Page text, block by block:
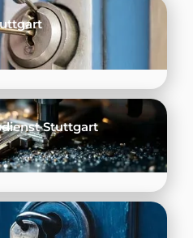
Stuttgart